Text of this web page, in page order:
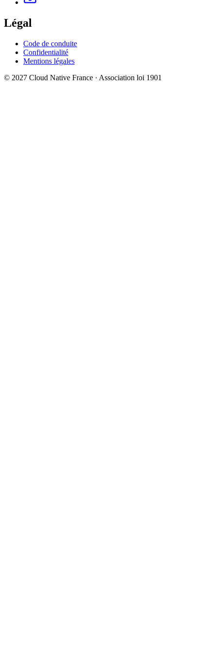
Légal
Code de conduite
Confidentialité
Mentions légales
© 2027 Cloud Native France · Association loi 1901